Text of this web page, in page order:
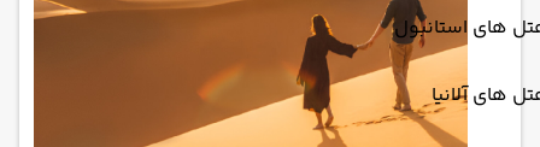
های استانبول
های آلانیا